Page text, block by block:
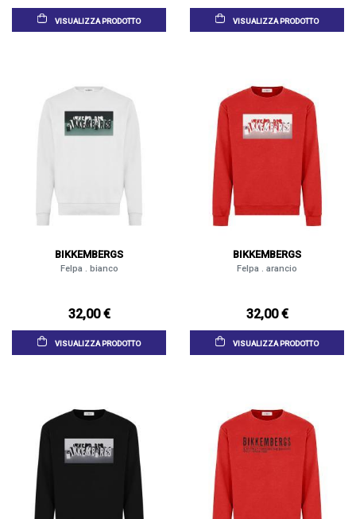
VISUALIZZA PRODOTTO VISUALIZZA PRODOTTO
BIKKEMBERGS
Felpa . bianco
32,00 €
VISUALIZZA PRODOTTO
BIKKEMBERGS
Felpa . arancio
32,00 €
VISUALIZZA PRODOTTO